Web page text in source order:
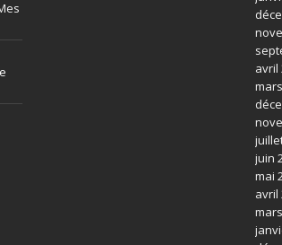
avril
juin
mai
avril